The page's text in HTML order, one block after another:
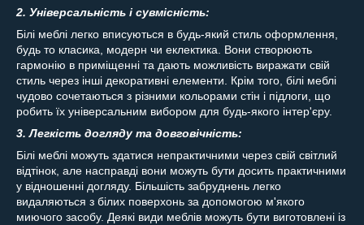
2. Універсальність і сувмісність:
Білі меблі легко вписуються в будь-який стиль оформлення,
будь то класика, модерн чи еклектика. Вони створюють
гармонію в приміщенні та дають можливість виражати свій
стиль через інші декоративні елементи. Крім того, білі меблі
чудово сочетаються з різними кольорами стін і підлоги, що
робить їх універсальним вибором для будь-якого інтер'єру.
3. Легкість догляду та довговічність:
Білі меблі можуть здатися непрактичними через свій світлий
відтінок, але насправді вони можуть бути досить практичними
у відношенні догляду. Більшість забруднень легко
видаляються з білих поверхонь за допомогою м'якого
миючого засобу. Деякі види меблів можуть бути виготовлені із